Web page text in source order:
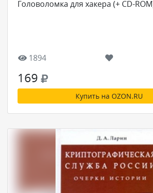
Головоломка для хакера (+ CD-
1894
169
Купить на OZON.RU